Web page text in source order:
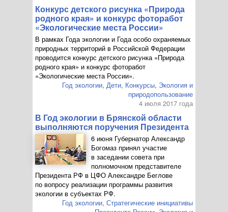
Конкурс детского рисунка «Природа
родного края» и конкурс фоторабот
«Экологические места России»
В рамках Года экологии и Года особо охраняемых
природных территорий в Российской Федерации
проводится конкурс детского рисунка «Природа
родного края» и конкурс фоторабот
«Экологические места России».
Год экологии, Дети, Конкурсы, Экология и
природопользование
4 июля 2017 года
В Год экологии в Брянской области
выполняются поручения Президента
6 июня Губернатор Александр
Богомаз принял участие
в заседании совета при
полномочном представителе
Президента РФ в ЦФО Александре Беглове
по вопросу реализации программы развития
экологии в субъектах РФ.
Год экологии, Стратегические инициативы